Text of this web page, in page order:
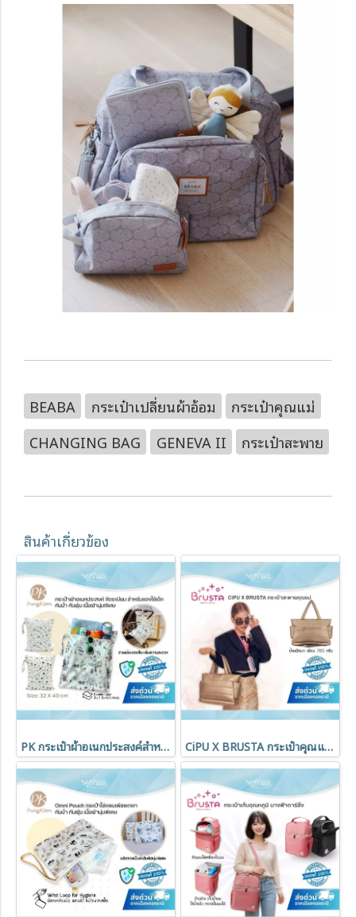
BEABA กระเป๋าเปลี่ยนผ้าอ้อม
กระเป๋าคุณแม่
CHANGING BAG
GENEVA II กระเป๋าสะพาย
สินค้าเกี่ยวข้อง
PK กระเป๋าผ้าอเนกประสงค์สำหรับของใช้เด็ก จัดระเบียบสิ่งของพกพา ลายมินิมอล CiPU X BRUSTA กระเป๋าคุณแม่ Tote L กันน้ำ น้ำหนักเบา 765 กรัม ช่องเยอะ จุของได้เยอะ